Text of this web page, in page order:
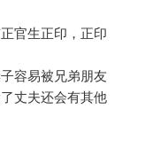
官生正印，正印
容易被兄弟朋友
丈夫还会有其他